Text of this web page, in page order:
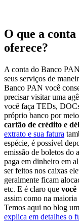
O que a
oferece?
A conta do Banco
seus serviços de
Banco PAN você
precisar visitar uma
você faça TEDs,
próprio banco por
cartão de crédito e
extrato e sua fatura
espécie, é possível
emissão de boletos do
paga em dinheiro em
ser feitos nos caixas
geralmente ficam
etc. E é claro que você
assim como na
Temos aqui no blog um
explica em detalhes o